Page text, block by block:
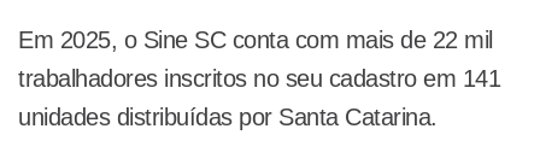
Em 2025, o Sine SC conta com mais de 22 mil
trabalhadores inscritos no seu cadastro em 141
unidades distribuídas por Santa Catarina.